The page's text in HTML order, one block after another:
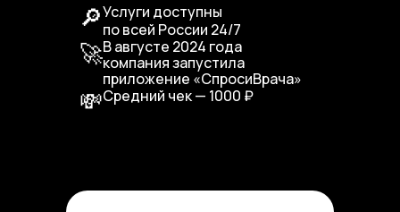
🔎Услуги доступны
по всей России 24/7
🚀В августе 2024 года
компания запустила
приложение «СпросиВрача»
💸Средний чек — 1000 ₽